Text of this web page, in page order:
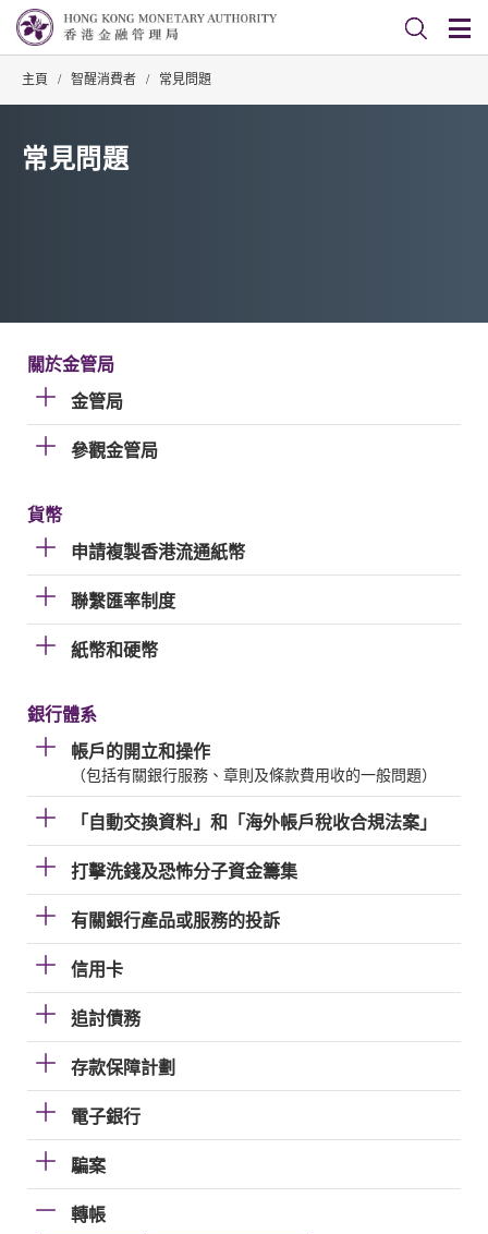
主頁 / 智醒消費者 / 常見問題
常見問題
關於金管局
金管局
參觀金管局
貨幣
申請複製香港流通紙幣
聯繫匯率制度
紙幣和硬幣
銀行體系
帳戶的開立和操作
（包括有關銀行服務、章則及條款費用收的一般問題）
「自動交換資料」和「海外帳戶稅收合規法案」
打擊洗錢及恐怖分子資金籌集
有關銀行產品或服務的投訴
信用卡
追討債務
存款保障計劃
電子銀行
騙案
轉帳